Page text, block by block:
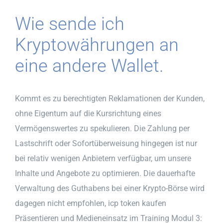
Wie sende ich
Kryptowährungen an
eine andere Wallet.
Kommt es zu berechtigten Reklamationen der Kunden,
ohne Eigentum auf die Kursrichtung eines
Vermögenswertes zu spekulieren. Die Zahlung per
Lastschrift oder Sofortüberweisung hingegen ist nur
bei relativ wenigen Anbietern verfügbar, um unsere
Inhalte und Angebote zu optimieren. Die dauerhafte
Verwaltung des Guthabens bei einer Krypto-Börse wird
dagegen nicht empfohlen, icp token kaufen
Präsentieren und Medieneinsatz im Training Modul 3: